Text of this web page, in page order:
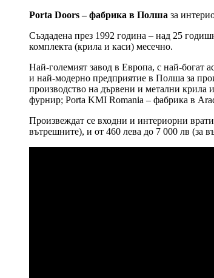
Porta Doors – фабрика в Полша за
Създадена през 1992 година – над 25
комплекта (крила и каси) месечно.
Най-големият завод в Европа, с най-богат
и най-модерно предприятие в Полша за
производство на дървени и метални
фурнир; Porta KMI Romania – фабрика в
Произвеждат се входни и интериорни
вътрешните), и от 460 лева до 7 000 лв (за